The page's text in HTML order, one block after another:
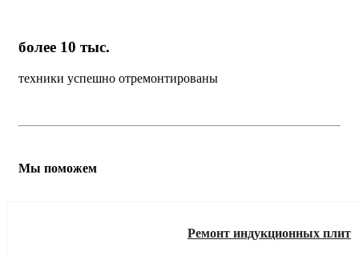
более 10 тыс.
техники успешно отремонтированы
Мы поможем
Ремонт индукционных плит